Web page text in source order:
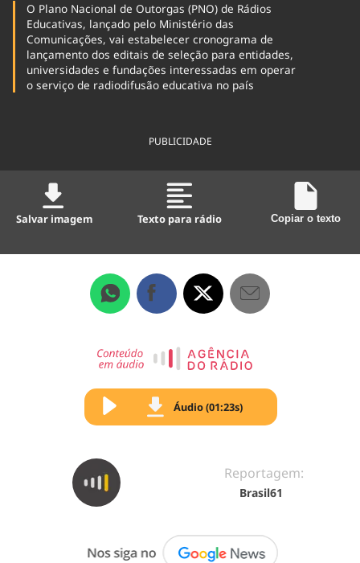
O Plano Nacional de Outorgas (PNO) de Rádios
Educativas, lançado pelo Ministério das
Comunicações, vai estabelecer cronograma de
lançamento dos editais de seleção para entidades,
universidades e fundações interessadas em operar
o serviço de radiodifusão educativa no país
PUBLICIDADE
Salvar imagem Texto para rádio Copiar o texto
Áudio (01:23s)
Reportagem:
Brasil61